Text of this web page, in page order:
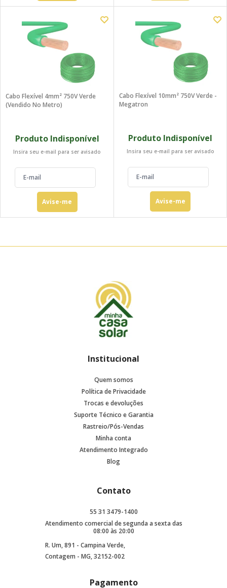
Cabo Flexível 4mm² 750V Verde
(Vendido No Metro)
Produto Indisponível
Insira seu e-mail para ser avisado
Avise-me
Cabo Flexível 10mm² 750V Verde -
Megatron
Produto Indisponível
Insira seu e-mail para ser avisado
Avise-me
Institucional
Quem somos
Política de Privacidade
Trocas e devoluções
Suporte Técnico e Garantia
Rastreio/Pós-Vendas
Minha conta
Atendimento Integrado
Blog
Contato
55 31 3479-1400
Atendimento comercial de segunda a sexta das
08:00 às 20:00
R. Um, 891 - Campina Verde,
Contagem - MG, 32152-002
Pagamento